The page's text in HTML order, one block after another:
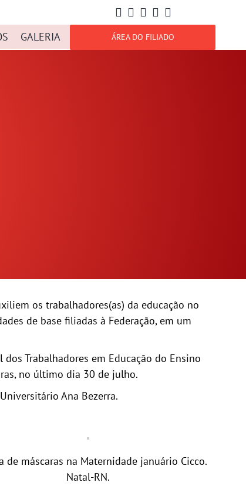
GALERIA ÁREA DO FILIADO
os trabalhadores(as) da educação no
de base filiadas à Federação, em um
Trabalhadores em Educação do Ensino
no último dia 30 de julho.
Ana Bezerra.
de máscaras na Maternidade januário Cicco.
Natal-RN.